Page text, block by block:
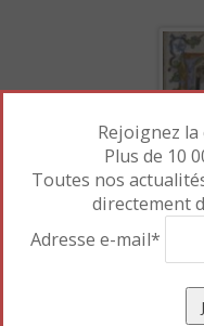
Des expositions-
par an dans le hall
Rejoignez
Plus de 10
Toutes nos
directement
Adresse e-mail*